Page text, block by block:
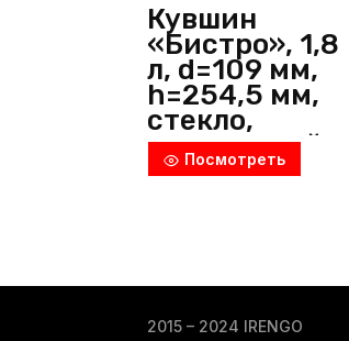
Кувшин
«Бистро», 1,8
л, d=109 мм,
h=254,5 мм,
стекло,
прозрачный,
Pasabahce
Посмотреть
2015 – 2024 IRENGO